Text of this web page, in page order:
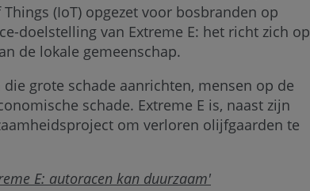
(IoT) opgezet voor bosbranden op
doelstelling van Extreme E: het richt zich op
de lokale gemeenschap.
grote schade aanrichten, mensen op de
schade. Extreme E is, naast zijn
om verloren olijfgaarden te
E: autoracen kan duurzaam'